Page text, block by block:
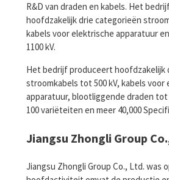
R&D van draden en kabels. Het
hoofdzakelijk drie categorieën
kabels voor elektrische apparatuur
1100 kV.
Het bedrijf produceert hoofdzakelijk
stroomkabels tot 500 kV, kabels voor
apparatuur, blootliggende draden tot
100 variëteiten en meer 40,000
Jiangsu Zhongli Group
Jiangsu Zhongli Group Co., Ltd. was